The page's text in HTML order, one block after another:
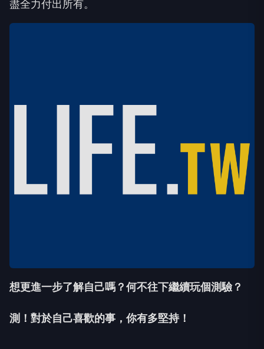
盡全力付出所有。
想更進一步了解自己嗎？何不往下繼續玩個測驗？
測！對於自己喜歡的事，你有多堅持！